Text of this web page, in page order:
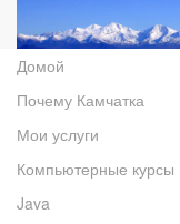
Домой
Почему Камчатка
Мои услуги
Компьютерные курсы
Java